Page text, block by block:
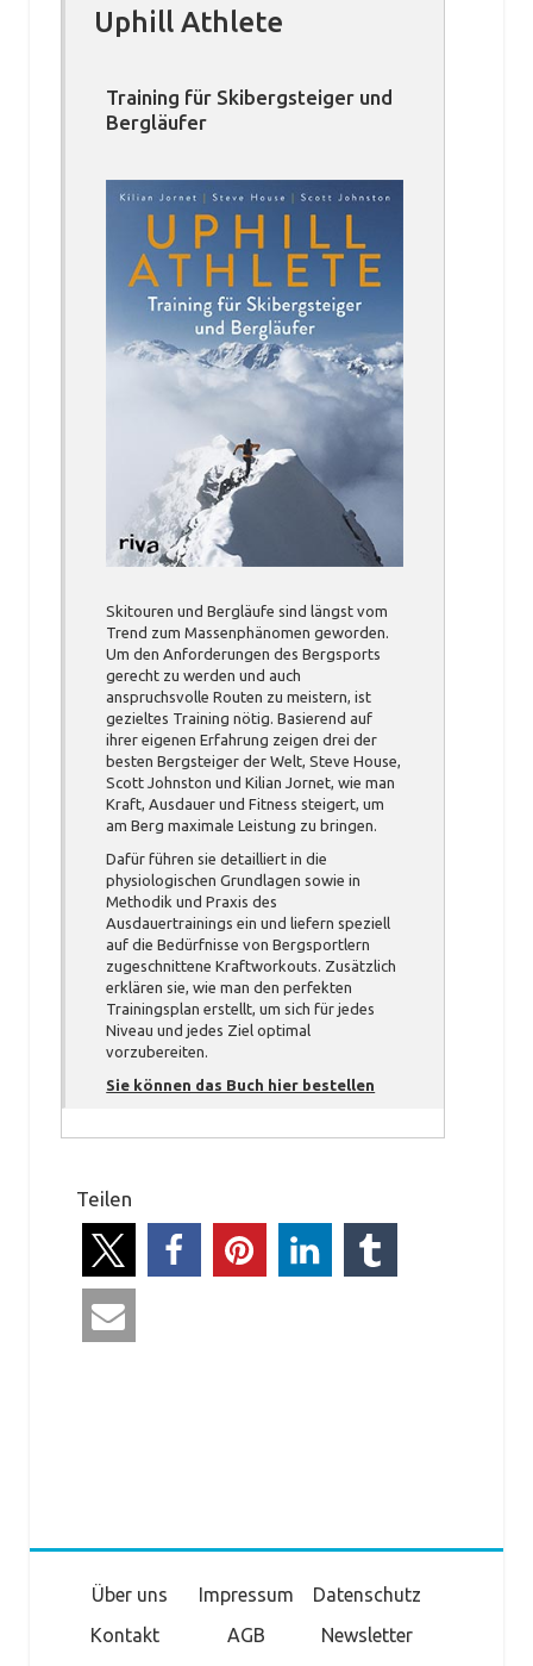
Uphill Athlete
Training für Skibergsteiger und
Bergläufer
Skitouren und Bergläufe sind längst vom
Trend zum Massenphänomen geworden.
Um den Anforderungen des Bergsports
gerecht zu werden und auch
anspruchsvolle Routen zu meistern, ist
gezieltes Training nötig. Basierend auf
ihrer eigenen Erfahrung zeigen drei der
besten Bergsteiger der Welt, Steve House,
Scott Johnston und Kilian Jornet, wie man
Kraft, Ausdauer und Fitness steigert, um
am Berg maximale Leistung zu bringen.
Dafür führen sie detailliert in die
physiologischen Grundlagen sowie in
Methodik und Praxis des
Ausdauertrainings ein und liefern speziell
auf die Bedürfnisse von Bergsportlern
zugeschnittene Kraftworkouts. Zusätzlich
erklären sie, wie man den perfekten
Trainingsplan erstellt, um sich für jedes
Niveau und jedes Ziel optimal
vorzubereiten.
Sie können das Buch hier bestellen
Teilen
Über uns Impressum
Datenschutz
Kontakt
AGB Newsletter